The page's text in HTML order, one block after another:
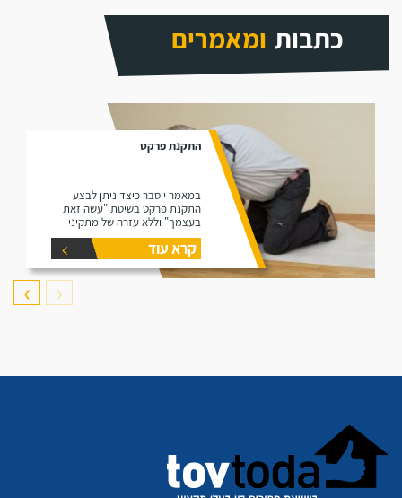
כתבות ומאמרים
התקנת פרקט
במאמר יוסבר כיצד ניתן לבצע
התקנת פרקט בשיטת "עשה זאת
בעצמך" וללא עזרה של מתקיני
פרקטים.
קרא עוד
❮
❯